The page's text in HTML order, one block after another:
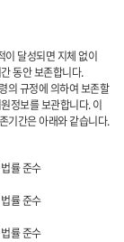
이 달성되면 지체 없이
동안 보존합니다.
의 규정에 의하여 보존할
정보를 보관합니다. 이
기간은 아래와 같습니다.
률 준수
률 준수
률 준수